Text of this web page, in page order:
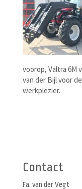
voorop, Valtra 6M
van der Bijl voor
werkplezier.
Contact
Fa. van der Vegt